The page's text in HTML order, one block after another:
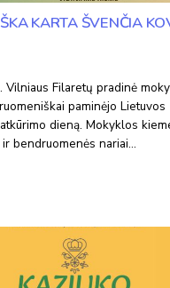
KARTA ŠVENČIA
Vilniaus Filaretų pradinė
paminėjo Lietuvos
dieną. Mokyklos
bendruomenės nariai…